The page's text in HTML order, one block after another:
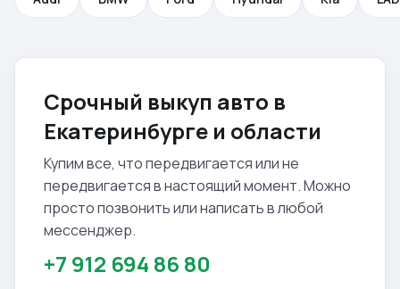
Срочный выкуп авто в
Екатеринбурге и области
Купим все, что передвигается или не
передвигается в настоящий момент. Можно
просто позвонить или написать в любой
мессенджер.
+7 912 694 86 80